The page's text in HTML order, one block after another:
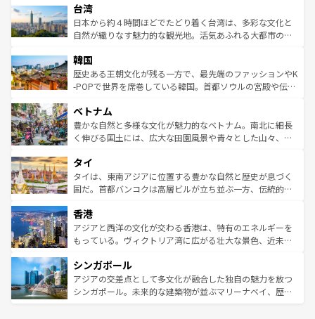
ならではの贅沢な旅のスタイルだ。 なお、新着のアメリカ
情報はコンテンツ一覧を参照してほしい。
れるおもてなしの心で訪れる人々を迎えてくれるハワイの
人々、おいしいローカルフードやハワイアンミュージッ
ク、伝統的なフラダンスなど、すべてがハワイの魅力を彩
ワイを、存分に味わってほしい。 なお、新着のハワイ情報
はコンテンツ一覧を参照してほしい。
リアリーフや大陸中央部にそびえるウルル（エアーズロッ
ク）、タスマニアの美しい原生林やケアンズの熱帯雨林な
ど、見どころがたくさん。また、カフェやワイン、オージ
いる。アクティビティも充実しており、サーフィンやダイ
ビング、ハイキングなど、アウトドア好きにはたまらな
い。オーストラリアの多彩な魅力を存分に味わいつくそ
参照してほしい。
台湾
日本から約４時間ほどでたどり着く台湾は、多彩な文化と
自然が織りなす魅力的な観光地。活気あふれる大都市の台
ン）、静ひつな山岳地帯である台湾東部など、都市の喧騒
と山間の静けさが共存しており、訪れる人に新しい発見と
驚きをもたらしてくれる。また、奥深い台湾の食文化も魅
容にもいいと評判のスイーツなど、バラエティ豊かな料理
が味わえる。 なお、新着の台湾情報は コンテンツ一覧を参
照してほしい。
韓国
歴史ある王朝文化が残る一方で、最先端のファッションやK
-POPで世界を席巻している韓国。首都ソウルの宮殿や伝統
き、地方に足を延ばせば四季折々の自然美を楽しむことが
できる。そして、キムチや焼肉、絶品のストリートフード
まで、さまざまな韓国料理が待っている。夜には、韓国な
リティに包まれながら、韓国の多彩な魅力を心ゆくまで味
わってみてほしい。 なお、新着の韓国情報はコンテンツ一
覧を参照してほしい。
ベトナム
豊かな自然と多様な文化が魅力的なベトナム。南北に細長
く伸びる国土には、広大な田園風景や青々とした山々、世
急速な発展と共に伝統が息づく。ハノイの古い町並みやホ
ーチミン市のフランス統治時代の建物も、独特の雰囲気を
醸し出している。また、バラエティの豊かさとおいしさで
とつ。フォーやバインミー、ベトナムコーヒーなどは、ぜ
ひ現地で味わいたい。どの地域を訪れてもあたたかい人々
が旅行者を迎えてくれるので、きっと忘れられない旅にな
参照してほしい。
タイ
タイは、東南アジアに位置する豊かな自然と歴史が息づく
国だ。首都バンコクは高層ビルが立ち並ぶ一方、伝統的な
の活気が交差している。北部ではチェンマイなどの山岳地
帯で自然と触れ合い、南部ではプーケットやクラビの美し
いビーチでリゾート気分を楽しむことができる。タイ料理
激する。気候は一年中温暖で、どの季節にも異なる楽しみ
が待っている。親しみやすいタイの人々、仏教を中心とし
た文化、そして多様な観光資源が、訪れる旅人を魅了し続
香港
アジアと西洋の文化が交わる香港は、特有のエネルギーを
もっている。ヴィクトリア湾に広がる壮大な景色、近未来
み、どこを訪れても感動するはず。観光スポットが密集し
ており、効率よく見どころを回れるのも魅力。息をのむよ
うな絶景から文化的な体験まで、香港を存分に楽しみ尽く
シンガポール
アジアの交差点として多文化が融合した独自の魅力を放つ
シンガポール。未来的な建築物が並ぶマリーナベイ、歴史